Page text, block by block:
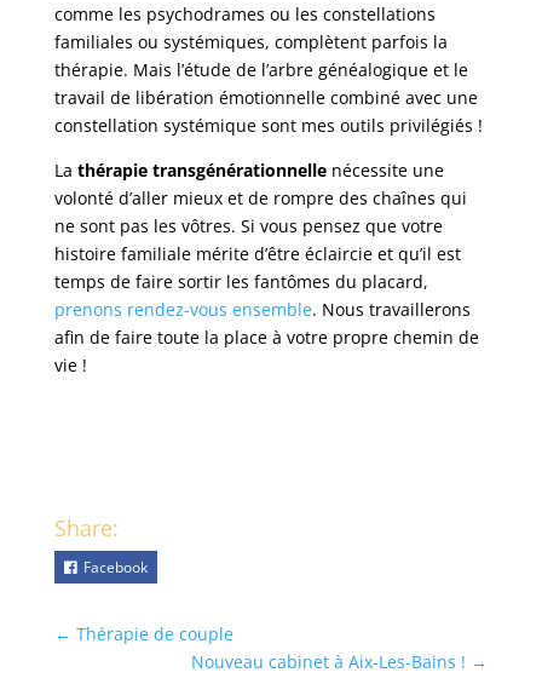
comme les psychodrames ou les constellations
familiales ou systémiques, complètent parfois la
thérapie. Mais l’étude de l’arbre généalogique et le
travail de libération émotionnelle combiné avec une
constellation systémique sont mes outils privilégiés !
La thérapie transgénérationnellenécessite une
volonté d’aller mieux et de rompre des chaînes qui
ne sont pas les vôtres. Si vous pensez que votre
histoire familiale mérite d’être éclaircie et qu’il est
temps de faire sortir les fantômes du placard,
prenons rendez-vous ensemble. Nous travaillerons
afin de faire toute la place à votre propre chemin de
vie !
Share:
Facebook
← Thérapie de couple
Nouveau cabinet à Aix-Les-Bains ! →